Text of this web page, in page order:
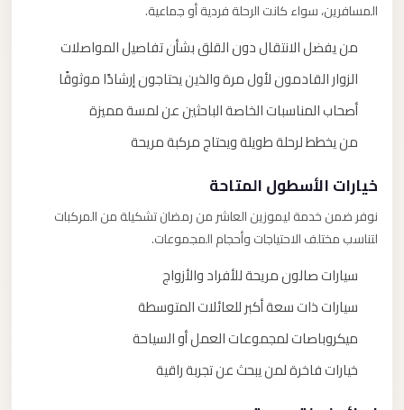
المسافرين، سواء كانت الرحلة فردية أو جماعية.
من يفضل الانتقال دون القلق بشأن تفاصيل المواصلات
الزوار القادمون لأول مرة والذين يحتاجون إرشادًا موثوقًا
أصحاب المناسبات الخاصة الباحثين عن لمسة مميزة
من يخطط لرحلة طويلة ويحتاج مركبة مريحة
خيارات الأسطول المتاحة
نوفر ضمن خدمة ليموزين العاشر من رمضان تشكيلة من المركبات
لتناسب مختلف الاحتياجات وأحجام المجموعات.
سيارات صالون مريحة للأفراد والأزواج
سيارات ذات سعة أكبر للعائلات المتوسطة
ميكروباصات لمجموعات العمل أو السياحة
خيارات فاخرة لمن يبحث عن تجربة راقية